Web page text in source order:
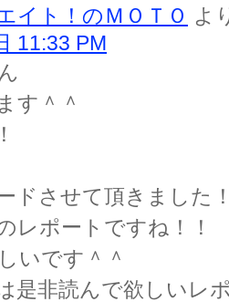
イト！のＭＯＴＯ よ
11:33 PM
す＾＾
ドさせて頂きました
レポートですね！！
いです＾＾
是非読んで欲しいレ